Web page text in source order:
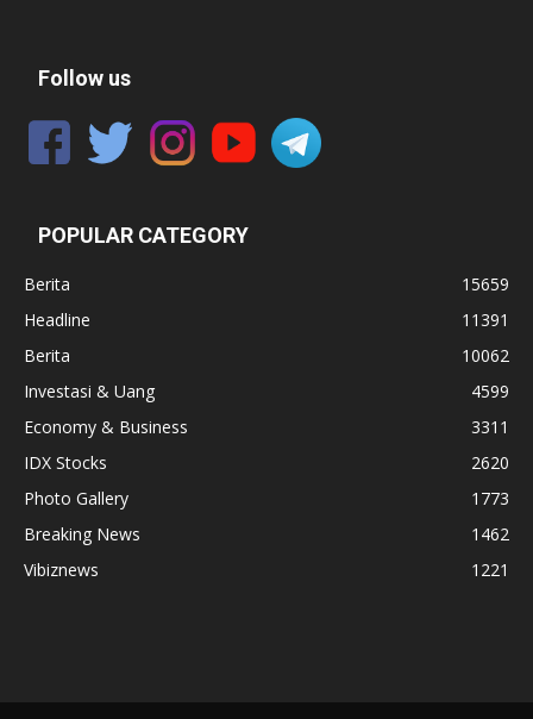
Follow us
POPULAR CATEGORY
Berita
15659
Headline
11391
Berita
10062
Investasi & Uang
4599
Economy & Business
3311
IDX Stocks
2620
Photo Gallery
1773
Breaking News
1462
Vibiznews
1221